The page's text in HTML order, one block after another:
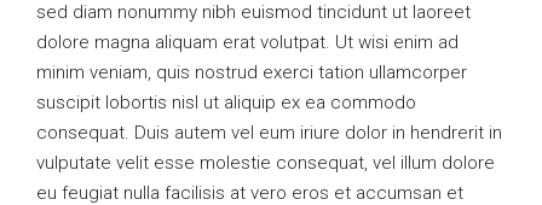
sed diam nonummy nibh euismod tincidunt ut laoreet
dolore magna aliquam erat volutpat. Ut wisi enim ad
minim veniam, quis nostrud exerci tation ullamcorper
suscipit lobortis nisl ut aliquip ex ea commodo
consequat. Duis autem vel eum iriure dolor in hendrerit in
vulputate velit esse molestie consequat, vel illum dolore
eu feugiat nulla facilisis at vero eros et accumsan et